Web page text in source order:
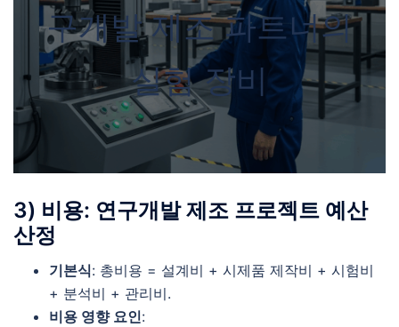
구개발 제조 파트너의
실험 장비
3) 비용: 연구개발 제조 프로젝트 예산
산정
기본식: 총비용 = 설계비 + 시제품 제작비 + 시험비
+ 분석비 + 관리비.
비용 영향 요인: